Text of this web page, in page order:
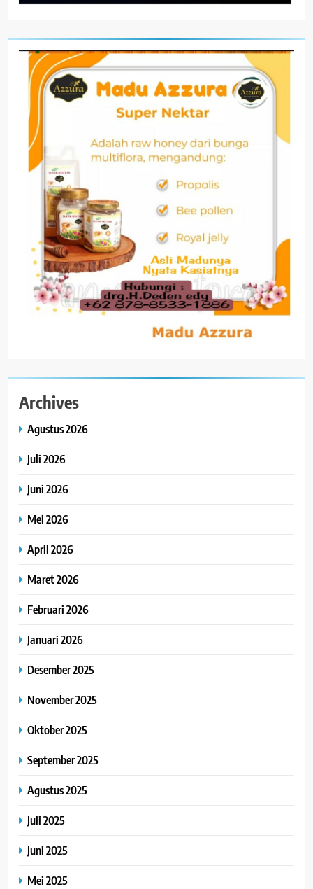
Archives
Agustus 2026
Juli 2026
Juni 2026
Mei 2026
April 2026
Maret 2026
Februari 2026
Januari 2026
Desember 2025
November 2025
Oktober 2025
September 2025
Agustus 2025
Juli 2025
Juni 2025
Mei 2025